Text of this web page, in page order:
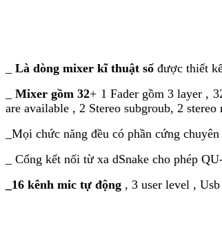
Là dòng mixer kĩ thuật số được thiết
_Mixer gồm 32+ 1 Fader gồm 3 layer ,
are available , 2 Stereo subgroub, 2
_Mọi chức năng đều có phần cứng
_ Cổng kết nối từ xa dSnake cho phép
_16 kênh mic tự động , 3 user level ,